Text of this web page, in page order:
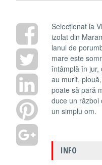
Selecționat la
izolat din
lanul de
mare este
întâmplă în jur,
au murit,
poate să pară
duce un război
un simplu om.
INFO